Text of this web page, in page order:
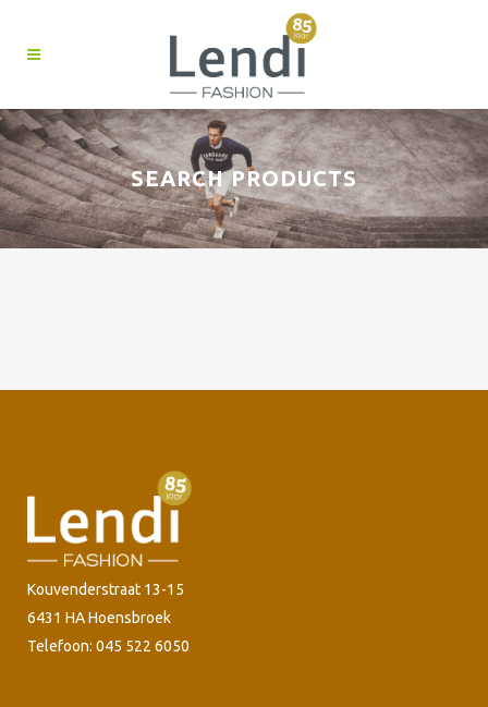
SEARCH PRODUCTS
Kouvenderstraat 13-15
6431 HA Hoensbroek
Telefoon: 045 522 6050